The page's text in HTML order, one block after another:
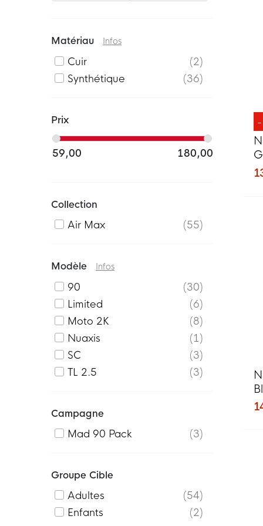
Matériau Infos
Cuir
2
Synthétique
36
Prix
59,00 180,00
Collection
Air Max
55
Modèle Infos
90
30
Limited
6
Moto 2K
8
Nuaxis
1
SC
3
TL 2.5
3
Campagne
Mad 90 Pack
3
Groupe Cible
Adultes
54
Enfants
2